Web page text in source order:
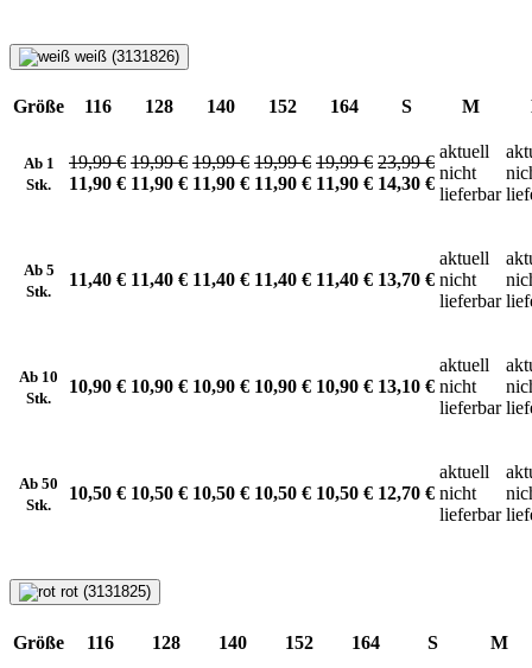
weiß (3131826)
Größe 116 128 140 152 164 S M
Ab 1
Stk.
19,99 €
11,90 €
19,99 €
11,90 €
19,99 €
11,90 €
19,99 €
11,90 €
19,99 €
11,90 €
23,99 €
14,30 €
aktuell
nicht
lieferbar
Ab 5
Stk.
11,40 € 11,40 € 11,40 € 11,40 € 11,40 € 13,70 €
aktuell
nicht
lieferbar
Ab 10
Stk.
10,90 € 10,90 € 10,90 € 10,90 € 10,90 € 13,10 €
aktuell
nicht
lieferbar
Ab 50
Stk.
10,50 € 10,50 € 10,50 € 10,50 € 10,50 € 12,70 €
aktuell
nicht
lieferbar
rot (3131825)
Größe 116 128 140 152 164 S M